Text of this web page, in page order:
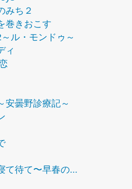
みち２
巻きおこす
ル・モンドゥ～
ィ
安曇野診療記～
て待て〜早春の...